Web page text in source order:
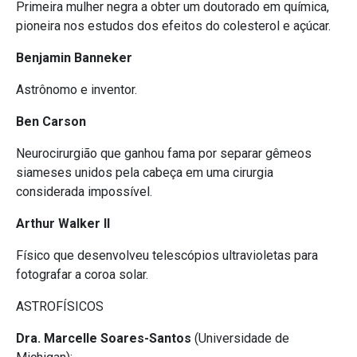
Primeira mulher negra a obter um doutorado em química,
pioneira nos estudos dos efeitos do colesterol e açúcar.
Benjamin Banneker
Astrônomo e inventor.
Ben Carson
Neurocirurgião que ganhou fama por separar gêmeos
siameses unidos pela cabeça em uma cirurgia
considerada impossível.
Arthur Walker II
Físico que desenvolveu telescópios ultravioletas para
fotografar a coroa solar.
ASTROFÍSICOS
Dra. Marcelle Soares-Santos (Universidade de